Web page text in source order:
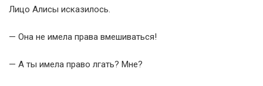
Лицо Алисы исказилось.
— Она не имела права вмешиваться!
— А ты имела право лгать? Мне?